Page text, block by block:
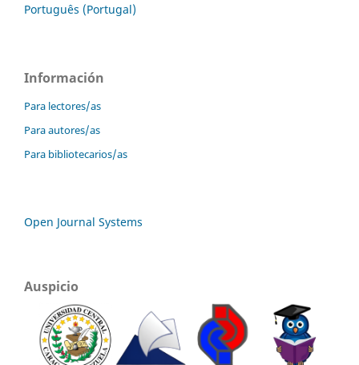
Português (Portugal)
Información
Para lectores/as
Para autores/as
Para bibliotecarios/as
Open Journal Systems
Auspicio